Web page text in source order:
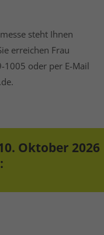
steht Ihnen
erreichen Frau
1005 oder per E-Mail
Oktober 2026